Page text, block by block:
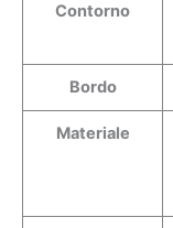
Contorno
Bordo
Materiale